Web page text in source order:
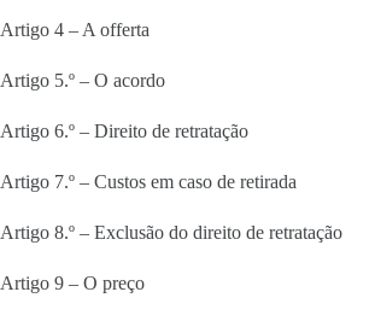
Artigo 4 – A offerta
Artigo 5.º – O acordo
Artigo 6.º – Direito de retratação
Artigo 7.º – Custos em caso de retirada
Artigo 8.º – Exclusão do direito de retratação
Artigo 9 – O preço